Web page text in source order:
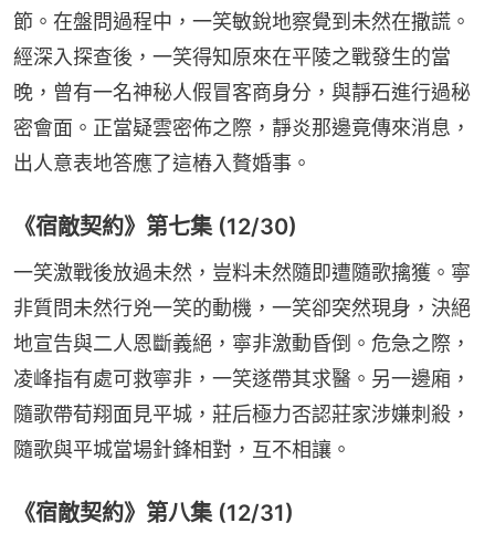
節。在盤問過程中，一笑敏銳地察覺到未然在撒謊。
經深入探查後，一笑得知原來在平陵之戰發生的當
晚，曾有一名神秘人假冒客商身分，與靜石進行過秘
密會面。正當疑雲密佈之際，靜炎那邊竟傳來消息，
出人意表地答應了這樁入贅婚事。
《宿敵契約》第七集 (12/30)
一笑激戰後放過未然，豈料未然隨即遭隨歌擒獲。寧
非質問未然行兇一笑的動機，一笑卻突然現身，決絕
地宣告與二人恩斷義絕，寧非激動昏倒。危急之際，
凌峰指有處可救寧非，一笑遂帶其求醫。另一邊廂，
隨歌帶荀翔面見平城，莊后極力否認莊家涉嫌刺殺，
隨歌與平城當場針鋒相對，互不相讓。
《宿敵契約》第八集 (12/31)